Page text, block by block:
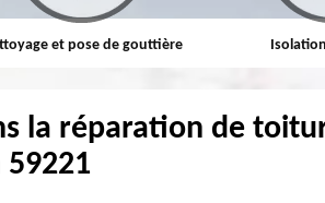
Isolation de toiture
la réparation de